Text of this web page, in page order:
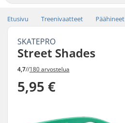
Etusivu Treenivaatteet Päähineet
SKATEPRO
Street Shades
4,7//180 arvostelua
5,95 €